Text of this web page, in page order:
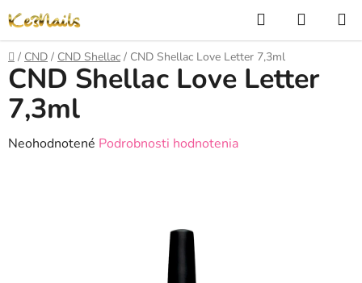
na
obsah
Hľadať
KOŠÍK
Domov
/ CND / CND Shellac / CND Shellac Love Letter 7,3ml
CND Shellac Love Letter
7,3ml
Priemerné
Neohodnotené Podrobnosti hodnotenia